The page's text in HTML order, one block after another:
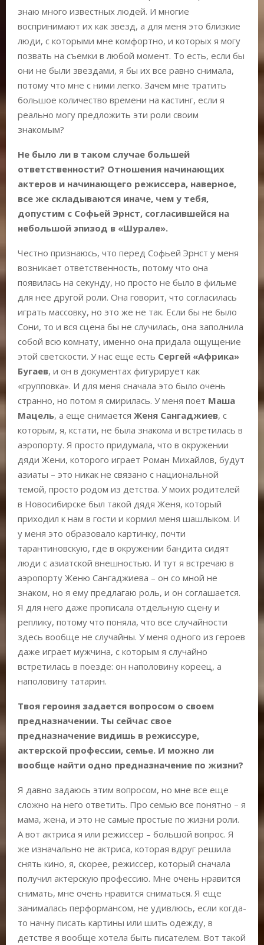
знаю много известных людей. И многие
воспринимают их как звезд, а для меня это близкие
люди, с которыми мне комфортно, и которых я могу
позвать на съемки в любой момент. То есть, если бы
они не были звездами, я бы их все равно снимала,
потому что мне с ними легко. Зачем мне тратить
большое количество времени на кастинг, если я
реально могу предложить эти роли своим
знакомым?
Не было ли в таком случае большей
ответственности? Отношения начинающих
актеров и начинающего режиссера, наверное,
все же складываются иначе, чем у тебя,
допустим с Софьей Эрнст, согласившейся на
небольшой эпизод в «Шурале».
Честно признаюсь, что перед Софьей Эрнст у меня
возникает ответственность, потому что она
появилась на секунду, но просто не было в фильме
для нее другой роли. Она говорит, что согласилась
играть массовку, но это же не так. Если бы не было
Сони, то и вся сцена бы не случилась, она заполнила
собой всю комнату, именно она придала ощущение
этой светскости. У нас еще есть Сергей «Африка»
Бугаев, и он в документах фигурирует как
«групповка». И для меня сначала это было очень
странно, но потом я смирилась. У меня поет Маша
Мацель, а еще снимается Женя Сангаджиев, с
которым, я, кстати, не была знакома и встретилась в
аэропорту. Я просто придумала, что в окружении
дяди Жени, которого играет Роман Михайлов, будут
азиаты – это никак не связано с национальной
темой, просто родом из детства. У моих родителей
в Новосибирске был такой дядя Женя, который
приходил к нам в гости и кормил меня шашлыком. И
у меня это образовало картинку, почти
тарантиновскую, где в окружении бандита сидят
люди с азиатской внешностью. И тут я встречаю в
аэропорту Женю Сангаджиева – он со мной не
знаком, но я ему предлагаю роль, и он соглашается.
Я для него даже прописала отдельную сцену и
реплику, потому что поняла, что все случайности
здесь вообще не случайны. У меня одного из героев
даже играет мужчина, с которым я случайно
встретилась в поезде: он наполовину кореец, а
наполовину татарин.
Твоя героиня задается вопросом о своем
предназначении. Ты сейчас свое
предназначение видишь в режиссуре,
актерской профессии, семье. И можно ли
вообще найти одно предназначение по жизни?
Я давно задаюсь этим вопросом, но мне все еще
сложно на него ответить. Про семью все понятно – я
мама, жена, и это не самые простые по жизни роли.
А вот актриса я или режиссер – большой вопрос. Я
же изначально не актриса, которая вдруг решила
снять кино, я, скорее, режиссер, который сначала
получил актерскую профессию. Мне очень нравится
снимать, мне очень нравится сниматься. Я еще
занималась перформансом, не удивлюсь, если когда-
то начну писать картины или шить одежду, в
детстве я вообще хотела быть писателем. Вот такой